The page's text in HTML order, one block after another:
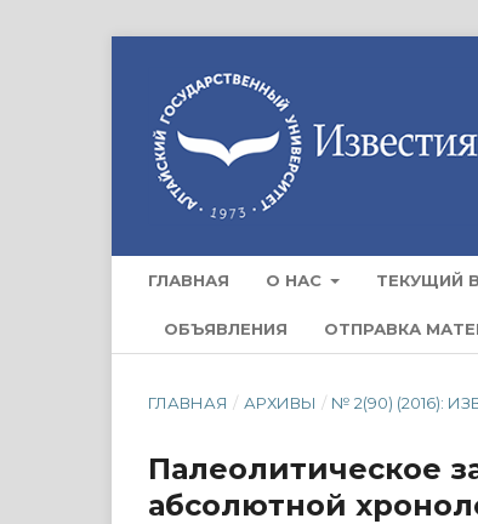
ГЛАВНАЯ О НАС ТЕКУЩИЙ
ОБЪЯВЛЕНИЯ ОТПРАВКА
ГЛАВНАЯ / АРХИВЫ / № 2(90) (2016):
Палеолитическое
абсолютной